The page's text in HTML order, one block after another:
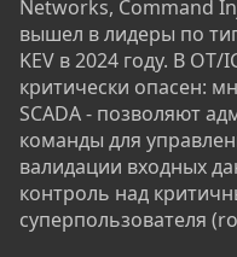
Networks, Command
вышел в лидеры по
KEV в 2024 году. В
критически опасен:
SCADA - позволяют
команды для
валидации входных
контроль над
суперпользователя